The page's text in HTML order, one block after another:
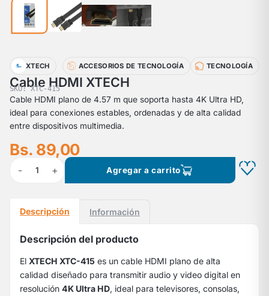
XTECH ACCESORIOS DE TECNOLOGÍA TECNOLOGÍA
Cable HDMI XTECH
SKU: XTC-415
Cable HDMI plano de 4.57 m que soporta hasta 4K Ultra HD,
ideal para conexiones estables, ordenadas y de alta calidad
entre dispositivos multimedia.
Bs. 89,00
- 1 + Agregar a carrito
Descripción Información
Descripción del producto
El XTECH XTC-415 es un cable HDMI plano de alta
calidad diseñado para transmitir audio y video digital en
resolución 4K Ultra HD, ideal para televisores, consolas,